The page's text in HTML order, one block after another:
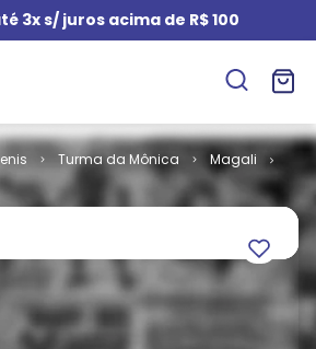
3x s/ juros acima de R$ 100
Turma da Mônica
Magali